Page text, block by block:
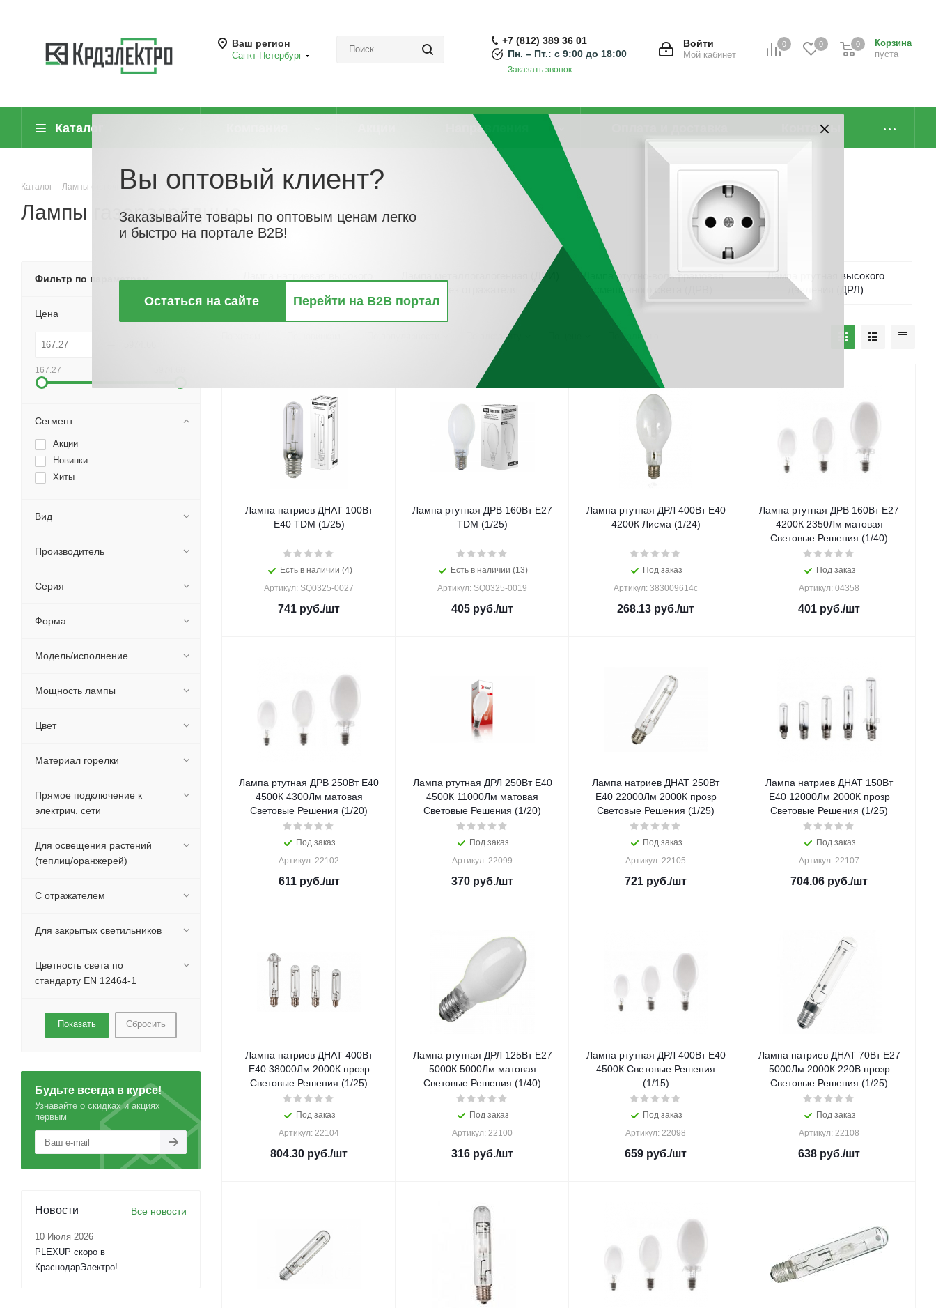
Ваш регион
Санкт-Петербург
0 0
Корзина
пуста
0
Войти
Мой кабинет
+7 (812) 389 36 01
Пн. – Пт.: с 9:00 до 18:00
Заказать звонок
Каталог Направления Контакты
Каталог - Лампы (источники света) - Лампы газоразрядные
Лампы газоразрядные
Лампа металлогалогенная (ДРИ)
Лампа ртутно-вольфрамовая
смешанного света (ДРВ)
Лампа ртутная высокого
давления (ДРЛ)
По алфавиту По наличию
Лампа натриев ДНАТ 100Вт
E40 TDM (1/25)
Есть в наличии (4)
Артикул: SQ0325-0027
741 руб./шт
Лампа ртутная ДРВ 160Вт Е27
TDM (1/25)
Есть в наличии (13)
Артикул: SQ0325-0019
405 руб./шт
Лампа ртутная ДРЛ 400Вт E40
4200К Лисма (1/24)
Под заказ
Артикул: 383009614с
268.13 руб./шт
Лампа ртутная ДРВ 160Вт E27
4200К 2350Лм матовая
Световые Решения (1/40)
Под заказ
Артикул: 04358
401 руб./шт
Лампа ртутная ДРВ 250Вт E40
4500К 4300Лм матовая
Световые Решения (1/20)
Под заказ
Артикул: 22102
611руб./шт
Лампа ртутная ДРЛ 250Вт E40
4500К 11000Лм матовая
Световые Решения (1/20)
Под заказ
Артикул: 22099
370 руб./шт
Лампа натриев ДНАТ 250Вт
E40 22000Лм 2000К прозр
Световые Решения (1/25)
Под заказ
Артикул: 22105
721 руб./шт
Лампа натриев ДНАТ 150Вт
E40 12000Лм 2000К прозр
Световые Решения (1/25)
Под заказ
Артикул: 22107
704.06 руб./шт
Лампа натриев ДНАТ 400Вт
E40 38000Лм 2000К прозр
Световые Решения (1/25)
Под заказ
Артикул: 22104
804.30 руб./шт
Лампа ртутная ДРЛ 125Вт E27
5000К 5000Лм матовая
Световые Решения (1/40)
Под заказ
Артикул: 22100
316 руб./шт
Лампа ртутная ДРЛ 400Вт E40
4500К Световые Решения
(1/15)
Под заказ
Артикул: 22098
659 руб./шт
Лампа натриев ДНАТ 70Вт E27
5000Лм 2000К 220В прозр
Световые Решения (1/25)
Под заказ
Артикул: 22108
638 руб./шт
Фильтр по параметрам
Цена
167.27
Сегмент
Акции
Новинки
Хиты
Вид
Производитель
Серия
Форма
Модель/исполнение
Мощность лампы
Цвет
Материал горелки
Прямое подключение к
электрич. сети
Для освещения растений
(теплиц/оранжерей)
С отражателем
Для закрытых светильников
Цветность света по
стандарту EN 12464-1
Сбросить
Будьте всегда в курсе!
Узнавайте о скидках и акциях
первым
Новости Все новости
10 Июля 2026
PLEXUP скоро в
КраснодарЭлектро!
Вы оптовый клиент?
Заказывайте товары по оптовым ценам легко
и быстро на портале B2B!
Остаться на сайте Перейти на B2B портал